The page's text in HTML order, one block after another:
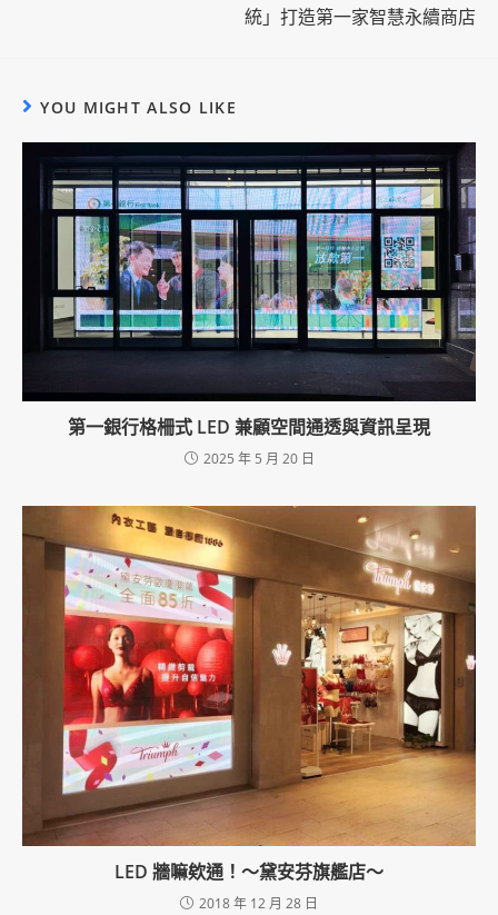
e
R
統」打造第一家智慧永續商店
YOU MIGHT ALSO LIKE
第一銀行格柵式 LED 兼顧空間通透與資訊呈現
2025 年 5 月 20 日
LED 牆嘛欸通！～黛安芬旗艦店～
2018 年 12 月 28 日